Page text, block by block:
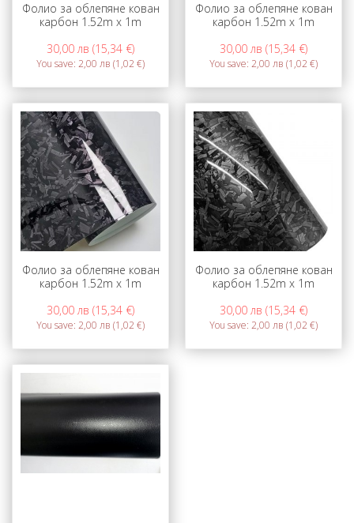
Фолио за облепяне кован
карбон 1.52m x 1m
30,00 лв (15,34 €)
You save: 2,00 лв (1,02 €)
Фолио за облепяне кован
карбон 1.52m x 1m
30,00 лв (15,34 €)
You save: 2,00 лв (1,02 €)
Фолио за облепяне кован
карбон 1.52m x 1m
30,00 лв (15,34 €)
You save: 2,00 лв (1,02 €)
Фолио за облепяне кован
карбон 1.52m x 1m
30,00 лв (15,34 €)
You save: 2,00 лв (1,02 €)